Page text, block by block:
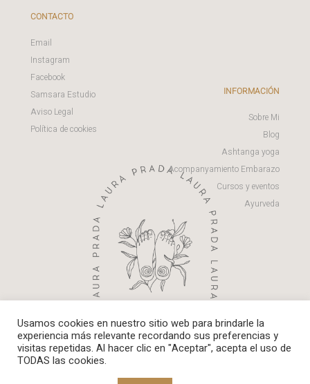
CONTACTO
Email
Instagram
Facebook
Samsara Estudio
Aviso Legal
Política de cookies
Política de Privacidad
INFORMACIÓN
Sobre Mi
Blog
Ashtanga yoga
Acompanyamiento Embarazo
Cursos y eventos
Ayurveda
Usamos cookies en nuestro sitio web para brindarle la
experiencia más relevante recordando sus preferencias y
visitas repetidas. Al hacer clic en "Aceptar", acepta el uso de
TODAS las cookies.